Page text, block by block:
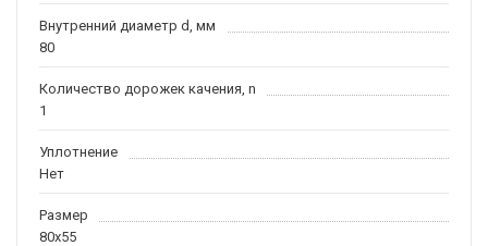
Внутренний диаметр d, мм
80
Количество дорожек качения, n
1
Уплотнение
Нет
Размер
80x55